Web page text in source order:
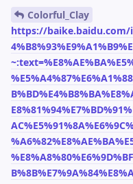
Colorful_Clay
https://baike.baidu.com/